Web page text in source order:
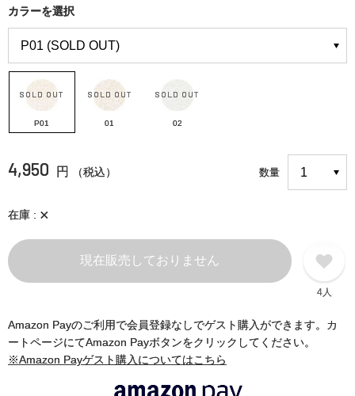
カラーを選択
P01 01 02
4,950 円 （税込） 数量
在庫 ×
現在販売しておりません
4人
Amazon Payのご利用で会員登録なしでゲスト購入ができます。カ
ートページにてAmazon Payボタンをクリックしてください。
※Amazon Payゲスト購入についてはこちら